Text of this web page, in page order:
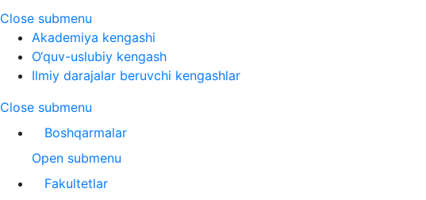
Close submenu
Akademiya kengashi
O‘quv-uslubiy kengash
Ilmiy darajalar beruvchi kengashlar
Close submenu
Boshqarmalar
Open submenu
Fakultetlar